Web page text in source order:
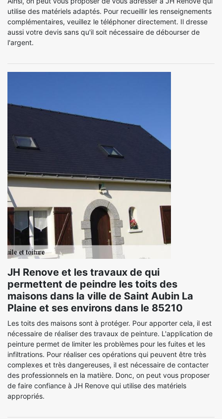
utilise des matériels adaptés. Pour recueillir les renseignements
complémentaires, veuillez le téléphoner directement. Il dresse
aussi votre devis sans qu'il soit nécessaire de débourser de
l'argent.
JH Renove et les travaux de qui
permettent de peindre les toits des
maisons dans la ville de Saint Aubin La
Plaine et ses environs dans le 85210
Les toits des maisons sont à protéger. Pour apporter cela, il est
nécessaire de réaliser des travaux de peinture. L'application de
peinture permet de limiter les problèmes pour les fuites et les
infiltrations. Pour réaliser ces opérations qui peuvent être très
complexes et très dangereuses, il est nécessaire de contacter
des professionnels en la matière. Donc, on peut vous proposer
de faire confiance à JH Renove qui utilise des matériels
appropriés.